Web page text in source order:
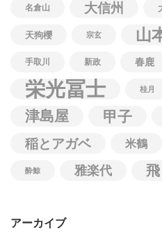
名倉山 大信州
天狗櫻 宗玄 山
手取川 新政 春鹿
栄光冨士 桂月
津島屋 甲子
稲とアガベ 米鶴
酔鯨 雅楽代
アーカイブ